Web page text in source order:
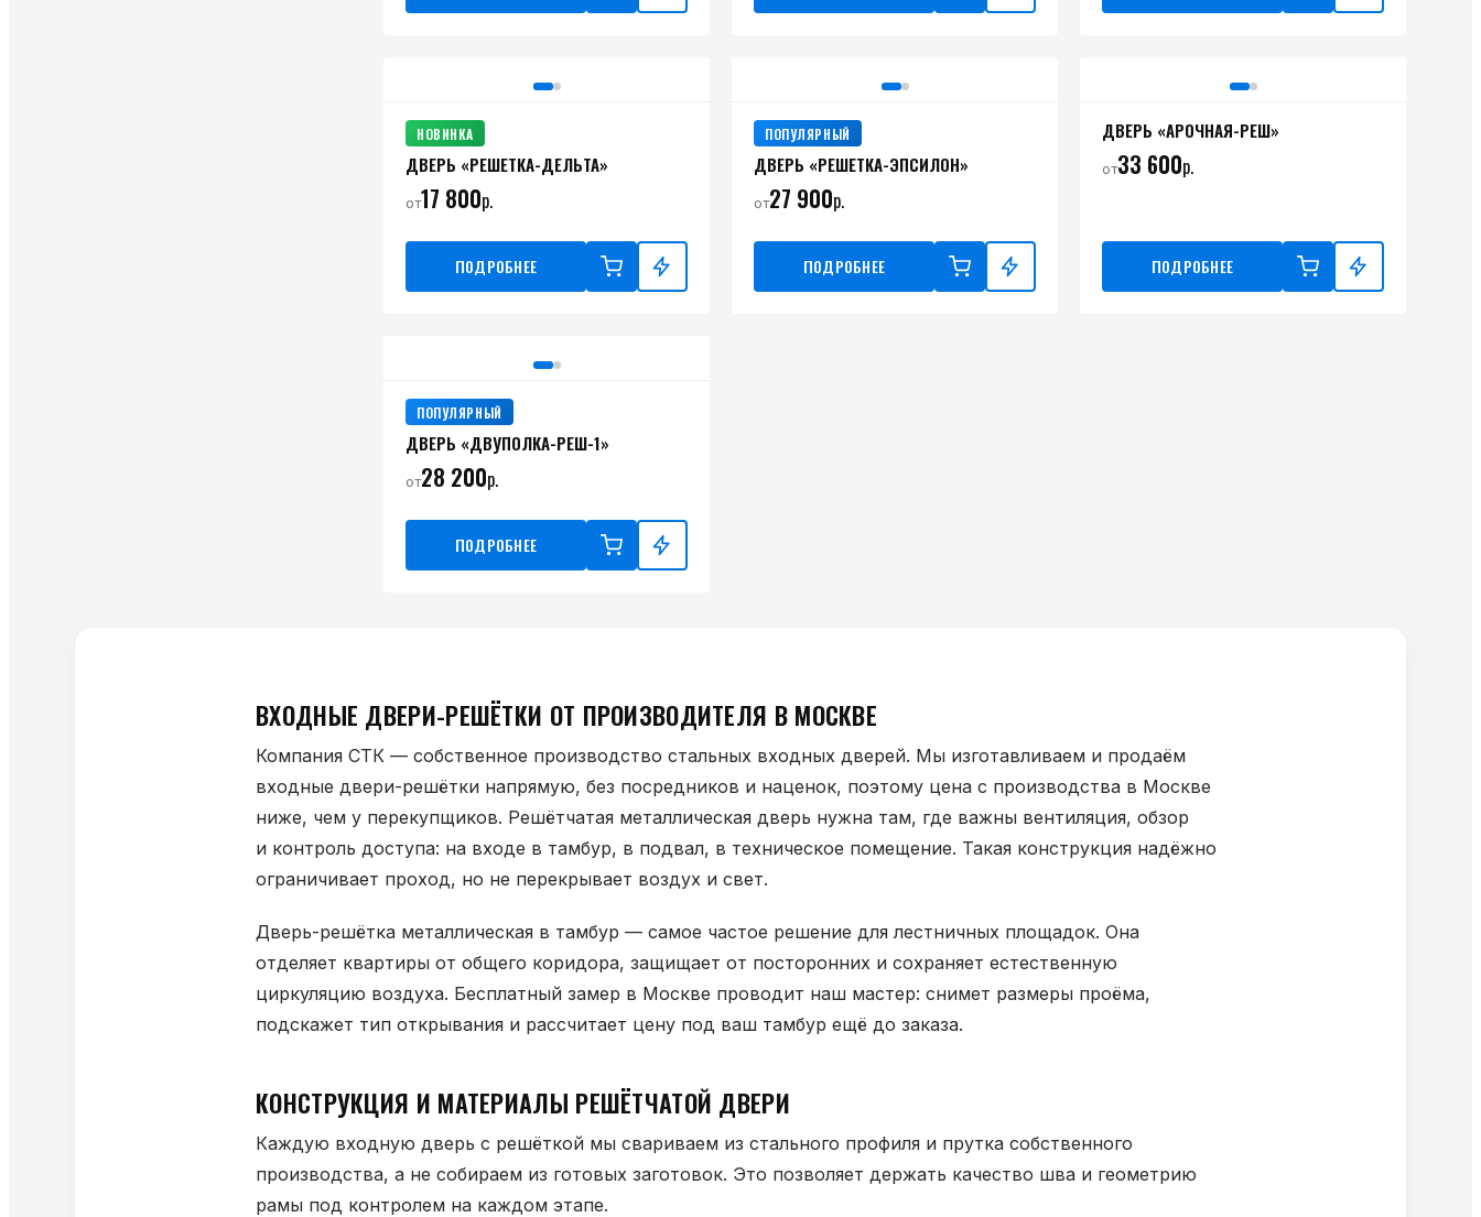
НОВИНКА
ДВЕРЬ «РЕШЕТКА-ДЕЛЬТА»
от17 800р.
ПОДРОБНЕЕ
ПОПУЛЯРНЫЙ
ДВЕРЬ «РЕШЕТКА-ЭПСИЛОН»
от27 900р.
ПОДРОБНЕЕ
ДВЕРЬ «АРОЧНАЯ-РЕШ»
от33 600р.
ПОДРОБНЕЕ
ПОПУЛЯРНЫЙ
ДВЕРЬ «ДВУПОЛКА-РЕШ-1»
от28 200р.
ПОДРОБНЕЕ
ВХОДНЫЕ ДВЕРИ-РЕШЁТКИ ОТ ПРОИЗВОДИТЕЛЯ В МОСКВЕ
Компания СТК — собственное производство стальных входных дверей. Мы изготавливаем и продаём
входные двери-решётки напрямую, без посредников и наценок, поэтому цена с производства в Москве
ниже, чем у перекупщиков. Решётчатая металлическая дверь нужна там, где важны вентиляция, обзор
и контроль доступа: на входе в тамбур, в подвал, в техническое помещение. Такая конструкция надёжно
ограничивает проход, но не перекрывает воздух и свет.
Дверь-решётка металлическая в тамбур — самое частое решение для лестничных площадок. Она
отделяет квартиры от общего коридора, защищает от посторонних и сохраняет естественную
циркуляцию воздуха. Бесплатный замер в Москве проводит наш мастер: снимет размеры проёма,
подскажет тип открывания и рассчитает цену под ваш тамбур ещё до заказа.
КОНСТРУКЦИЯ И МАТЕРИАЛЫ РЕШЁТЧАТОЙ ДВЕРИ
Каждую входную дверь с решёткой мы свариваем из стального профиля и прутка собственного
производства, а не собираем из готовых заготовок. Это позволяет держать качество шва и геометрию
рамы под контролем на каждом этапе.